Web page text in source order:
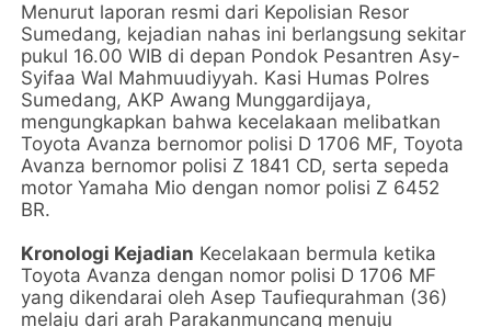
Menurut laporan resmi dari Kepolisian Resor
Sumedang, kejadian nahas ini berlangsung sekitar
pukul 16.00 WIB di depan Pondok Pesantren Asy-
Syifaa Wal Mahmuudiyyah. Kasi Humas Polres
Sumedang, AKP Awang Munggardijaya,
mengungkapkan bahwa kecelakaan melibatkan
Toyota Avanza bernomor polisi D 1706 MF, Toyota
Avanza bernomor polisi Z 1841 CD, serta sepeda
motor Yamaha Mio dengan nomor polisi Z 6452
BR.
Kronologi Kejadian Kecelakaan bermula ketika
Toyota Avanza dengan nomor polisi D 1706 MF
yang dikendarai oleh Asep Taufiequrahman (36)
melaju dari arah Parakanmuncang menuju